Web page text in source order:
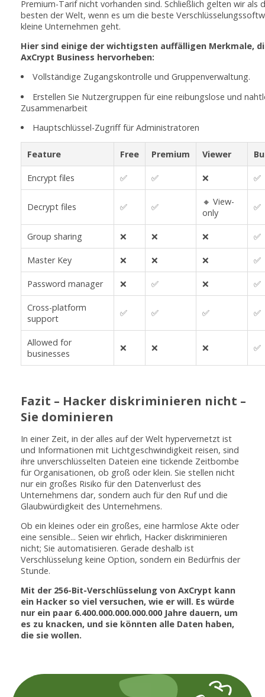
Premium-Tarif nicht vorhanden sind. Schließlich gelten wir als
besten der Welt, wenn es um die beste
kleine Unternehmen geht.
Hier sind einige der wichtigsten auffälligen Merkmale,
AxCrypt Business hervorheben:
Vollständige Zugangskontrolle und Gruppenverwaltung.
Erstellen Sie Nutzergruppen für eine reibungslose und
Zusammenarbeit
Hauptschlüssel-Zugriff für Administratoren
Feature Free Premium Viewer
Encrypt files ✅ ✅ ❌ ✅
Decrypt files ✅ ✅
🔸 View-
only
✅
Group sharing ❌ ❌ ❌ ✅
Master Key ❌ ❌ ❌ ✅
Password manager ❌ ✅ ❌ ✅
Cross-platform
support
✅ ✅ ✅ ✅
Allowed for
businesses
❌ ❌ ❌ ✅
Fazit – Hacker diskriminieren nicht –
Sie dominieren
In einer Zeit, in der alles auf der Welt hypervernetzt ist
und Informationen mit Lichtgeschwindigkeit reisen, sind
ihre unverschlüsselten Dateien eine tickende Zeitbombe
für Organisationen, ob groß oder klein. Sie stellen nicht
nur ein großes Risiko für den Datenverlust des
Unternehmens dar, sondern auch für den Ruf und die
Glaubwürdigkeit des Unternehmens.
Ob ein kleines oder ein großes, eine harmlose Akte oder
eine sensible... Seien wir ehrlich, Hacker diskriminieren
nicht; Sie automatisieren. Gerade deshalb ist
Verschlüsselung keine Option, sondern ein Bedürfnis der
Stunde.
Mit der 256-Bit-Verschlüsselung von AxCrypt kann
ein Hacker so viel versuchen, wie er will. Es würde
nur ein paar 6.400.000.000.000.000 Jahre dauern, um
es zu knacken, und sie könnten alle Daten haben,
die sie wollen.